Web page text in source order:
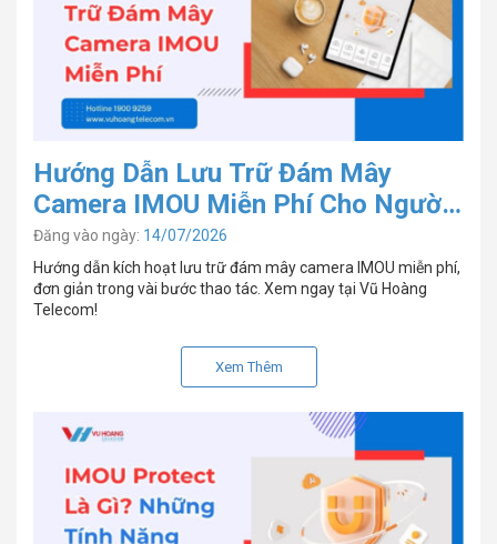
Hướng Dẫn Lưu Trữ Đám Mây
Camera IMOU Miễn Phí Cho Người
Mới
Đăng vào ngày: 14/07/2026
Hướng dẫn kích hoạt lưu trữ đám mây camera IMOU miễn phí,
đơn giản trong vài bước thao tác. Xem ngay tại Vũ Hoàng
Telecom!
Xem Thêm